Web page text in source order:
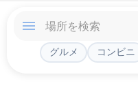
グルメ コンビニ